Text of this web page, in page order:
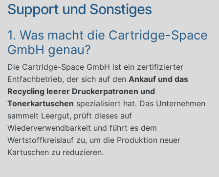
Support und Sonstiges
1. Was macht die Cartridge-Space
GmbH genau?
Die Cartridge-Space GmbH ist ein zertifizierter
Entfachbetrieb, der sich auf den Ankauf und das
Recycling leerer Druckerpatronen und
Tonerkartuschen spezialisiert hat. Das Unternehmen
sammelt Leergut, prüft dieses auf
Wiederverwendbarkeit und führt es dem
Wertstoffkreislauf zu, um die Produktion neuer
Kartuschen zu reduzieren.